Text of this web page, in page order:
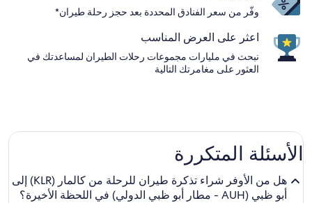
وفّر من سعر الفنادق المحددة بعد حجز رحلة طيران*
اعثر على العرض المناسب
نبحث في مليارات مجموعات رحلات الطيران لمساعدتك في
العثور على مغامرتك التالية
الأسئلة المتكررة
هل من الأوفر شراء تذكرة طيران للرحلة من كالمار (KLR) إلى
أبو ظبي (AUH - مطار أبو ظبي الدولي) في اللحظة الأخيرة؟